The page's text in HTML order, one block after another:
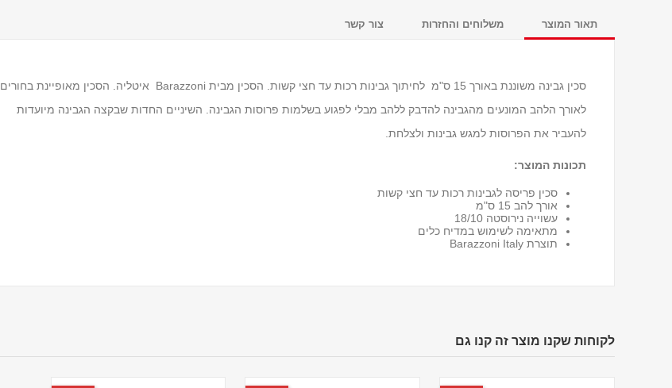
תאור המוצר משלוחים והחזרות צור קשר
סכין גבינה משוננת באורך 15 ס"מ לחיתוך גבינות רכות עד חצי קשות. הסכין מבית Barazzoni איטליה. הסכין מאופיינת בחורים
לאורך הלהב המונעים מהגבינה להדבק ללהב מבלי לפגוע בשלמות פרוסות הגבינה. השיניים החדות שבקצה הגבינה מיועדות
להעביר את הפרוסות למגש גבינות ולצלחת.
תכונות המוצר:
סכין פריסה לגבינות רכות עד חצי קשות
אורך להב 15 ס"מ
עשוייה נירוסטה 18/10
מתאימה לשימוש במדיח כלים
תוצרת Barazzoni Italy
לקוחות שקנו מוצר זה קנו גם